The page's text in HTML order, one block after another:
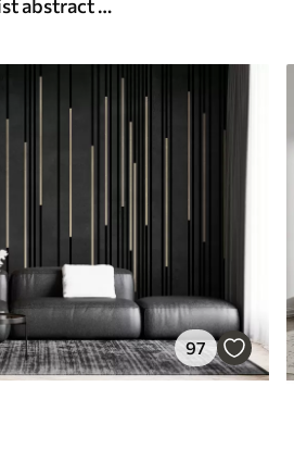
Print gradient minimalist abstract cu dungi verticale de verde închis, bej și alb
97